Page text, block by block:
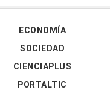
ECONOMÍA
SOCIEDAD
CIENCIAPLUS
PORTALTIC